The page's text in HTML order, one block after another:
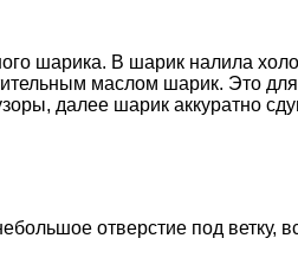
шарика. В шарик налила
маслом шарик. Это
далее шарик аккуратно
отверстие под ветку,